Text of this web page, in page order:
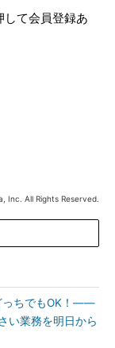
て会員登録あ
Inc. All Rights Reserved.
っちでもOK！――
い業務を明日から